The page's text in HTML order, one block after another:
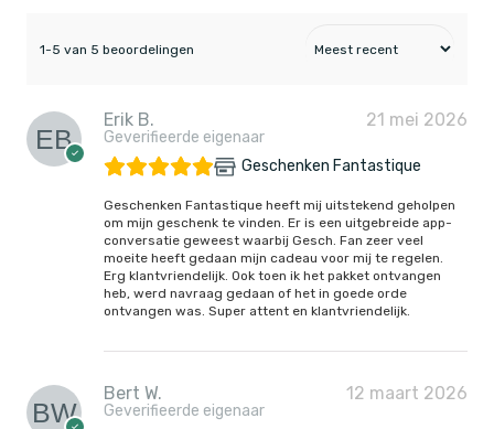
1-5 van 5 beoordelingen
Erik B.
Geverifieerde eigenaar
21 mei 2026
Geschenken Fantastique
Geschenken Fantastique heeft mij uitstekend geholpen
om mijn geschenk te vinden. Er is een uitgebreide app-
conversatie geweest waarbij Gesch. Fan zeer veel
moeite heeft gedaan mijn cadeau voor mij te regelen.
Erg klantvriendelijk. Ook toen ik het pakket ontvangen
heb, werd navraag gedaan of het in goede orde
ontvangen was. Super attent en klantvriendelijk.
Bert W.
Geverifieerde eigenaar
12 maart 2026